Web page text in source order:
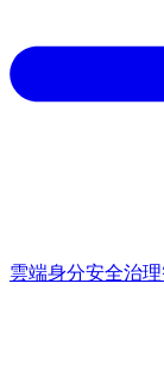
雲端身分安全治理